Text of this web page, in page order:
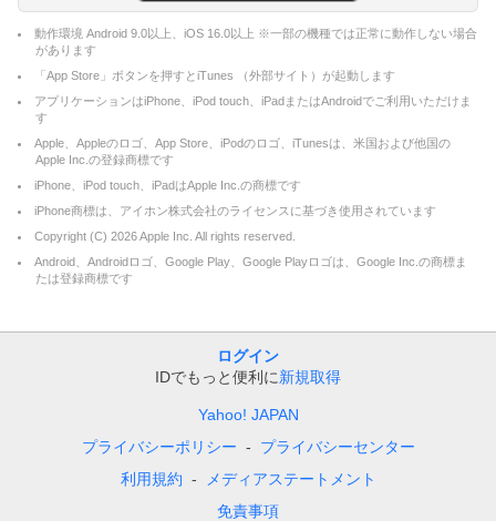
動作環境 Android 9.0以上、iOS 16.0以上 ※一部の機種では正常に動作しない場合
があります
「App Store」ボタンを押すとiTunes （外部サイト）が起動します
アプリケーションはiPhone、iPod touch、iPadまたはAndroidでご利用いただけま
す
Apple、Appleのロゴ、App Store、iPodのロゴ、iTunesは、米国および他国の
Apple Inc.の登録商標です
iPhone、iPod touch、iPadはApple Inc.の商標です
iPhone商標は、アイホン株式会社のライセンスに基づき使用されています
Copyright (C) 2026Apple Inc. All rights reserved.
Android、Androidロゴ、Google Play、Google Playロゴは、Google Inc.の商標ま
たは登録商標です
ログイン
IDでもっと便利に新規取得
Yahoo! JAPAN
プライバシーポリシー
プライバシーセンター
利用規約
メディアステートメント
免責事項